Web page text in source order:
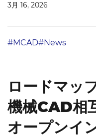
3月 16, 2026
#MCAD#News
ロードマッ
機械CAD相
オープンイ